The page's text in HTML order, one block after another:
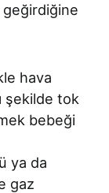
hava
şekilde tok
bebeği
ya da
gaz